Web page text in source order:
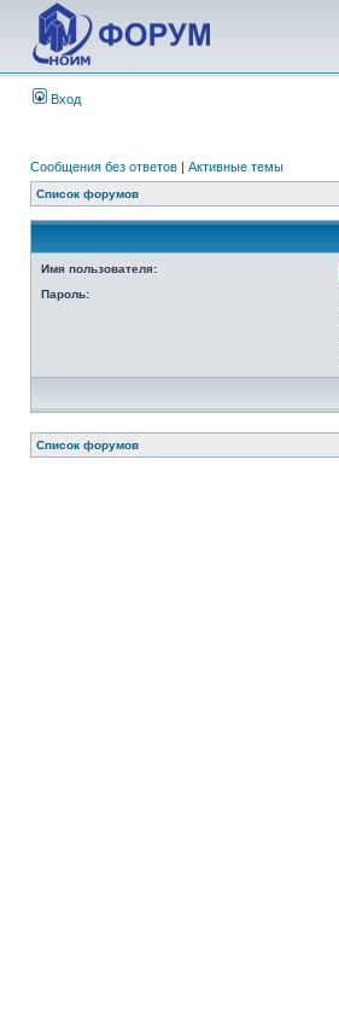
Вход
Сообщения без ответов | Активные темы
Список форумов
Имя пользователя:
Пароль:
Список форумов